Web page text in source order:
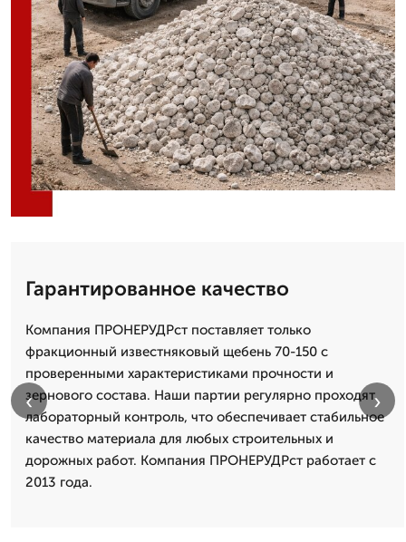
Гарантированное качество
Компания ПРОНЕРУДРст поставляет только
фракционный известняковый щебень 70-150 с
проверенными характеристиками прочности и
зернового состава. Наши партии регулярно проходят
лабораторный контроль, что обеспечивает стабильное
качество материала для любых строительных и
дорожных работ. Компания ПРОНЕРУДРст работает с
2013 года.
‹ ›